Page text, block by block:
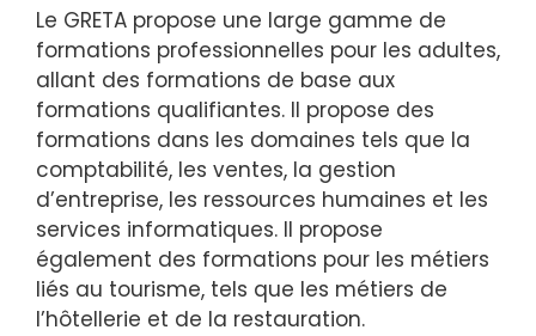
Le GRETA propose une large gamme de
formations professionnelles pour les adultes,
allant des formations de base aux
formations qualifiantes. Il propose des
formations dans les domaines tels que la
comptabilité, les ventes, la gestion
d’entreprise, les ressources humaines et les
services informatiques. Il propose
également des formations pour les métiers
liés au tourisme, tels que les métiers de
l’hôtellerie et de la restauration.